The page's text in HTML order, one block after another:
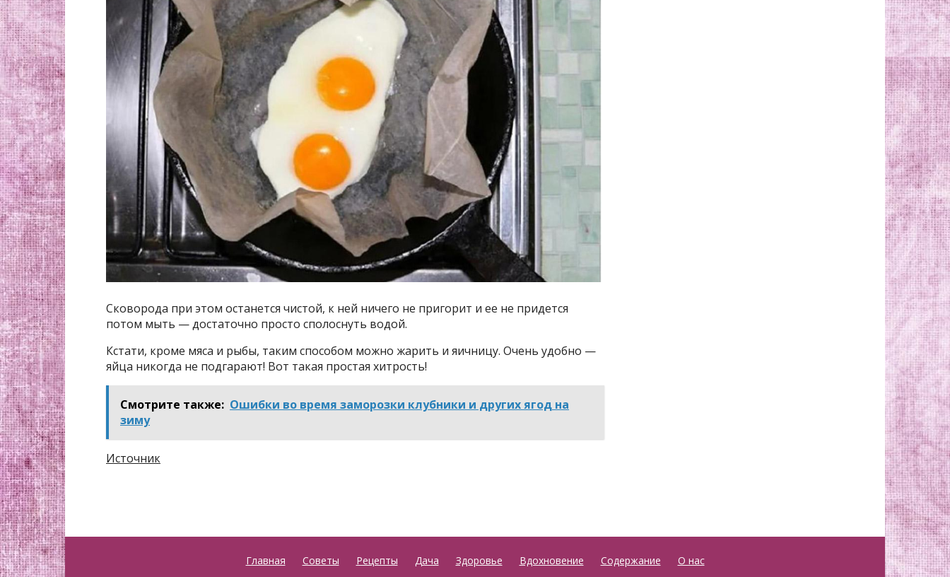
Сковорода при этом останется чистой, к ней ничего не пригорит и ее не придется
потом мыть — достаточно просто сполоснуть водой.
Кстати, кроме мяса и рыбы, таким способом можно жарить и яичницу. Очень удобно —
яйца никогда не подгарают! Вот такая простая хитрость!
Смотрите также: Ошибки во время заморозки клубники и других ягод на
зиму
Источник
Главная Советы Рецепты Дача Здоровье Вдохновение Содержание О нас